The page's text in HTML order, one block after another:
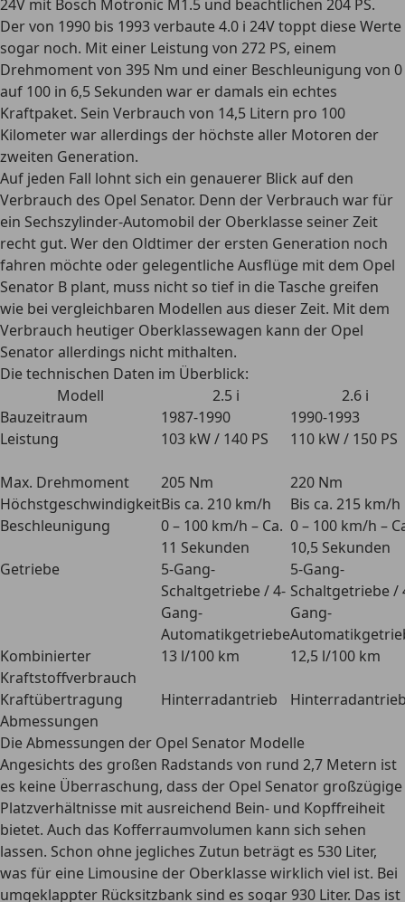
24V mit Bosch Motronic M1.5 und beachtlichen 204 PS.
Dervon 1990 bis 1993 verbaute 4.0 i 24Vtoppt diese Werte
sogar noch. Mit einer Leistung von 272 PS, einem
Drehmoment von 395 Nm und einer Beschleunigung von 0
auf 100 in 6,5 Sekunden war er damals ein echtes
Kraftpaket. Sein Verbrauch von 14,5 Litern pro 100
Kilometer war allerdings der höchste aller Motoren der
zweiten Generation.
Auf jeden Fall lohnt sich ein genauerer Blick auf den
Verbrauch des Opel Senator. Denn der Verbrauch war für
ein Sechszylinder-Automobil der Oberklasse seiner Zeit
recht gut. Wer den Oldtimer der ersten Generation noch
fahren möchte oder gelegentliche Ausflüge mit dem Opel
Senator B plant, muss nicht so tief in die Tasche greifen
wie bei vergleichbaren Modellen aus dieser Zeit. Mit dem
Verbrauch heutiger Oberklassewagen kann der Opel
Senator allerdings nicht mithalten.
Die technischen Daten im Überblick:
Modell
2.5 i
2.6 i
Bauzeitraum
1987-1990
1990-1993
Leistung
103 kW / 140 PS 110 kW / 150 PS
Max. Drehmoment 205 Nm
220 Nm
HöchstgeschwindigkeitBis ca. 210 km/h
Bis ca. 215 km/h
Beschleunigung
0 – 100 km/h – Ca.
11 Sekunden
0 – 100 km/h –
10,5 Sekunden
Getriebe
5-Gang-
Schaltgetriebe / 4-
Gang-
Automatikgetriebe
5-Gang-
Schaltgetriebe /
Gang-
Kombinierter
Kraftstoffverbrauch
13 l/100 km 12,5 l/100 km
Kraftübertragung Hinterradantrieb
Abmessungen
Die Abmessungen der Opel Senator Modelle
Angesichts des großen Radstands von rund 2,7 Metern ist
es keine Überraschung, dass der Opel Senator großzügige
Platzverhältnisse mit ausreichend Bein- und Kopffreiheit
bietet. Auch das Kofferraumvolumen kann sich sehen
lassen. Schon ohne jegliches Zutun beträgt es 530 Liter,
was für eine Limousine der Oberklasse wirklich viel ist. Bei
umgeklappter Rücksitzbank sind es sogar 930 Liter. Das ist